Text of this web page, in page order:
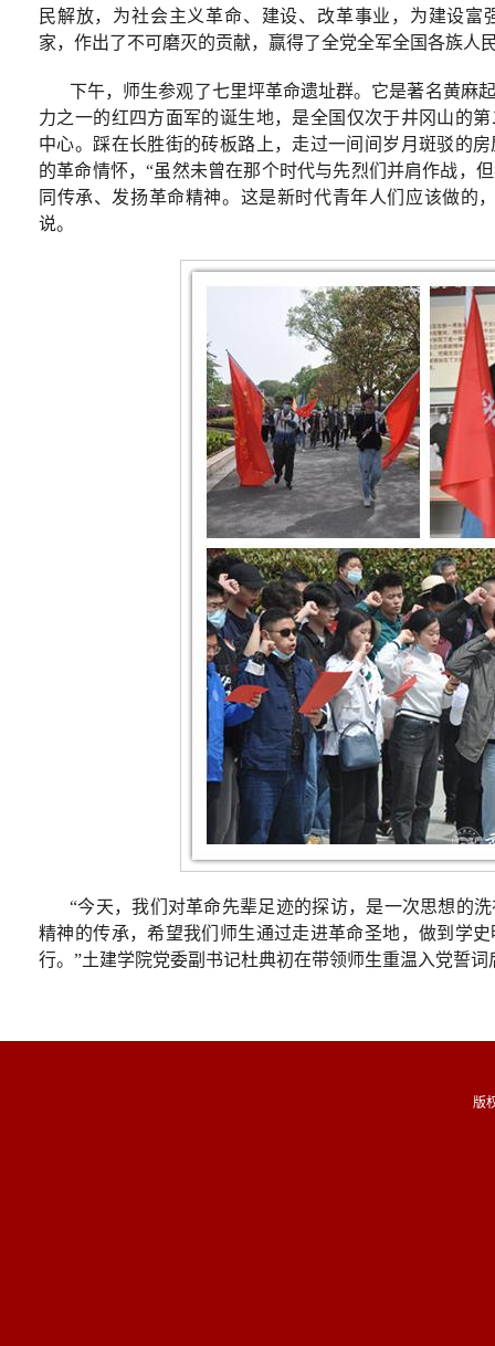
民解放，为社会主义革命、建设、改革事业，为建设富
家，作出了不可磨灭的贡献，赢得了全党全军全国各族人
下午，师生参观了七里坪革命遗址群。它是著名黄麻
力之一的红四方面军的诞生地，是全国仅次于井冈山的
中心。踩在长胜街的砖板路上，走过一间间岁月斑驳的
的革命情怀，“虽然未曾在那个时代与先烈们并肩作战，
同传承、发扬革命精神。这是新时代青年人们应该做的
说。
“今天，我们对革命先辈足迹的探访，是一次思想的
精神的传承，希望我们师生通过走进革命圣地，做到学
行。”土建学院党委副书记杜典初在带领师生重温入党誓词
版